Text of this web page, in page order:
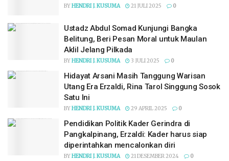
BYHENDRI J. KUSUMA 21 JULI 2025 0
Ustadz Abdul Somad Kunjungi Bangka
Belitung, Beri Pesan Moral untuk Maulan
Aklil Jelang Pilkada
BYHENDRI J. KUSUMA 3 JULI 2025 0
Hidayat Arsani Masih Tanggung Warisan
Utang Era Erzaldi, Rina Tarol Singgung Sosok
Satu Ini
BYHENDRI J. KUSUMA 29 APRIL 2025 0
Pendidikan Politik Kader Gerindra di
Pangkalpinang, Erzaldi: Kader harus siap
diperintahkan mencalonkan diri
BYHENDRI J. KUSUMA 21 DESEMBER 2024 0